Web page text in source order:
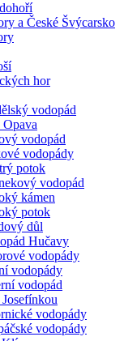
a České Švýcarsko
hor
vodopád
vodopád
vodopády
potok
vodopád
kámen
potok
důl
Hučavy
vodopády
vodopády
vodopád
vodopády
vodopády